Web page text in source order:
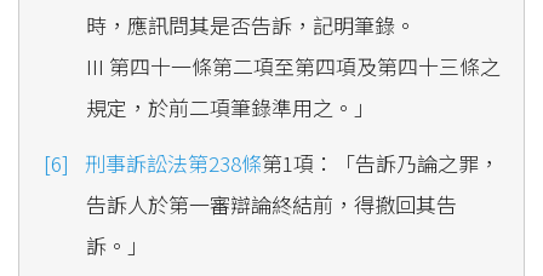
時，應訊問其是否告訴，記明筆錄。
III 第四十一條第二項至第四項及第四十三條之
規定，於前二項筆錄準用之。」
刑事訴訟法第238條第1項：「告訴乃論之罪，
告訴人於第一審辯論終結前，得撤回其告
訴。」